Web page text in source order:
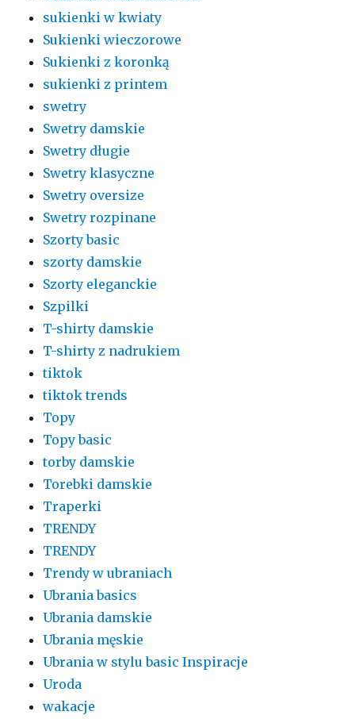
sukienki w kwiaty
Sukienki wieczorowe
Sukienki z koronką
sukienki z printem
swetry
Swetry damskie
Swetry długie
Swetry klasyczne
Swetry oversize
Swetry rozpinane
Szorty basic
szorty damskie
Szorty eleganckie
Szpilki
T-shirty damskie
T-shirty z nadrukiem
tiktok
tiktok trends
Topy
Topy basic
torby damskie
Torebki damskie
Traperki
TRENDY
TRENDY
Trendy w ubraniach
Ubrania basics
Ubrania damskie
Ubrania męskie
Ubrania w stylu basic Inspiracje
Uroda
wakacje